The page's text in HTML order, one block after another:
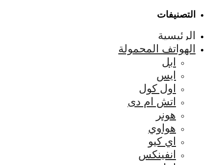
التصنيفات
الرئيسية
الهواتف المحمولة
ابل
ايس
اول كول
اتش ام دى
هونر
هواوي
اي كيو
انفينكس